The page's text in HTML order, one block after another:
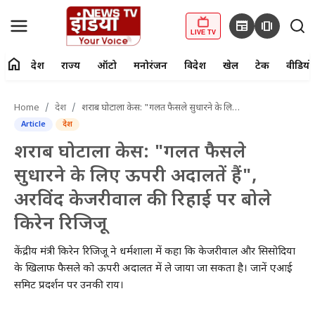
LIVE TV newspaper amp_stories
Home
देश
राज्य
ऑटो
मनोरंजन
home देश राज्य ऑटो मनोरंजन विदेश खेल टेक वीडियो
Home देश शराब घोटाला केस: "गलत फैसले सुधारने के लिए ऊपरी अदालतें हैं", अरविंद केजरीवाल की रिहाई पर बोले किरेन रिजिजू
Article देश
शराब घोटाला केस: "गलत फैसले
सुधारने के लिए ऊपरी अदालतें हैं",
अरविंद केजरीवाल की रिहाई पर बोले
किरेन रिजिजू
केंद्रीय मंत्री किरेन रिजिजू ने धर्मशाला में कहा कि केजरीवाल और सिसोदिया
के खिलाफ फैसले को ऊपरी अदालत में ले जाया जा सकता है। जानें एआई
समिट प्रदर्शन पर उनकी राय।